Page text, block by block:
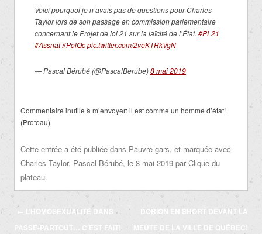
Voici pourquoi je n’avais pas de questions pour Charles
Taylor lors de son passage en commission parlementaire
concernant le Projet de loi 21 sur la laïcité de l’État. #PL21
#Assnat#PolQcpic.twitter.com/2veKTRkVgN
— Pascal Bérubé (@PascalBerube)8 mai 2019
Commentaire inutile à m’envoyer: il est comme un homme d’état!
(Proteau)
Cette entrée a été publiée dans Pauvre gars, et marquée avec
Charles Taylor, Pascal Bérubé, le 8 mai 2019 par Clique du
plateau.
Navigation
des
←
L’HOMOSEXUALITÉ DANS
PASSE-PARTOUT… C’EST FAIT!
DORION EN SHORT DEVANT LA
MEUTE DE LA VILLE DE QUÉBEC!